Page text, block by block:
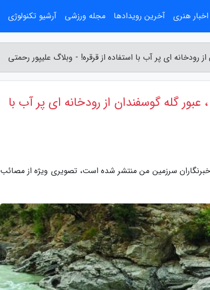
رودخانه ای پر آب با استفاده از قرقره! - وبلاگ علیپور رحمتی
عبور گله گوسفندان از رودخانه ای پر آب با
وبلاگ علیپور رحمتی، این تصویر که سال 1387 در خبرنگاران سرزمین من منتشر شده است، تصویری ویژه از مصائب
اخبار هنری آخرین رویدادها مجله ورزشی آرشیو تکنولوژی